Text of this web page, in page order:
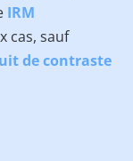
IRM
cas, sauf
de contraste